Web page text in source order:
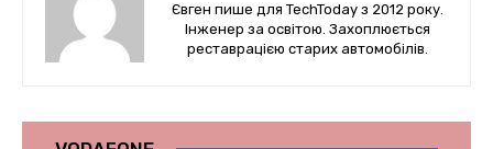
Євген пише для TechToday з 2012 року.
Інженер за освітою. Захоплюється
реставрацією старих автомобілів.